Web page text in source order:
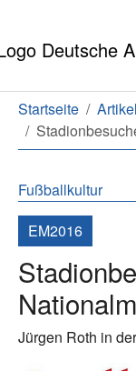
Sie sind hier:
Startseite
Artikel
Fußballkultur
EM2016
Jürgen Roth in